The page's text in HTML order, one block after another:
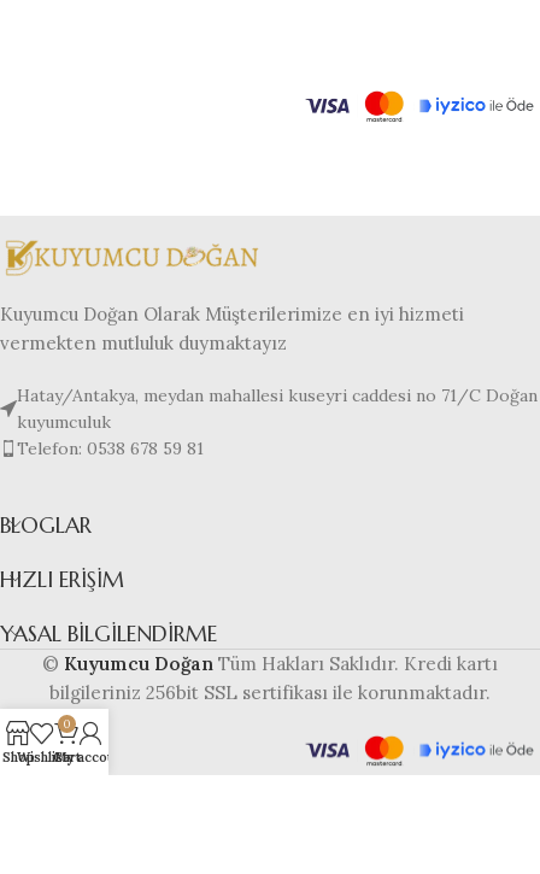
Kuyumcu Doğan Olarak Müşterilerimize en iyi hizmeti
vermekten mutluluk duymaktayız
Hatay/Antakya, meydan mahallesi kuseyri caddesi no 71/C Doğan
kuyumculuk
Telefon: 0538 678 59 81
BLOGLAR
HIZLI ERIŞIM
YASAL BILGILENDIRME
© Kuyumcu Doğan Tüm Hakları Saklıdır. Kredi kartı
bilgileriniz 256bit SSL sertifikası ile korunmaktadır.
ShopWishlist
0
Cart
My account